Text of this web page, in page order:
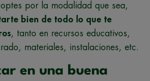
por la modalidad que sea,
bien de todo lo que te
, tanto en recursos educativos,
materiales, instalaciones, etc.
en una buena